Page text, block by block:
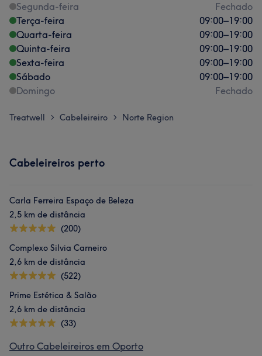
Segunda-feira
Fechado
Terça-feira
09:00–19:00
Quarta-feira
09:00–19:00
Quinta-feira
09:00–19:00
Sexta-feira
09:00–19:00
Sábado
09:00–19:00
Domingo
Fechado
Treatwell > Cabeleireiro > Norte Region
Cabeleireiros perto
Carla Ferreira Espaço de Beleza
2,5 km de distância
(200)
Complexo Silvia Carneiro
2,6 km de distância
(522)
Prime Estética & Salão
2,6 km de distância
(33)
Outro Cabeleireiros em Oporto